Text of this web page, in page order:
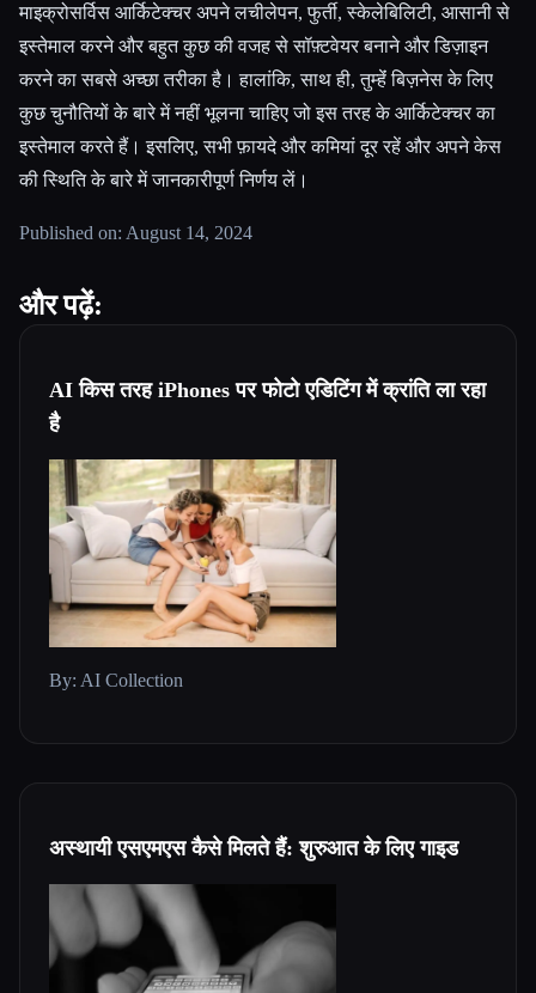
माइक्रोसर्विस आर्किटेक्चर अपने लचीलेपन, फुर्ती, स्केलेबिलिटी, आसानी से
इस्तेमाल करने और बहुत कुछ की वजह से सॉफ़्टवेयर बनाने और डिज़ाइन
करने का सबसे अच्छा तरीका है। हालांकि, साथ ही, तुम्हेंं बिज़नेस के लिए
कुछ चुनौतियों के बारे में नहीं भूलना चाहिए जो इस तरह के आर्किटेक्चर का
इस्तेमाल करते हैं। इसलिए, सभी फ़ायदे और कमियां दूर रहें और अपने केस
की स्थिति के बारे में जानकारीपूर्ण निर्णय लें।
Published on: August 14, 2024
और पढ़ें:
AI किस तरह iPhones पर फोटो एडिटिंग में क्रांति ला रहा
है
By: AI Collection
अस्थायी एसएमएस कैसे मिलते हैं: शुरुआत के लिए गाइड